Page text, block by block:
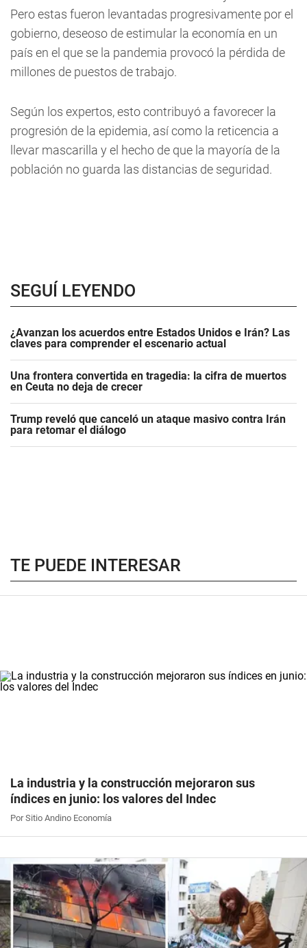
Pero estas fueron levantadas progresivamente por el
gobierno, deseoso de estimular la economía en un
país en el que se la pandemia provocó la pérdida de
millones de puestos de trabajo.
Según los expertos, esto contribuyó a favorecer la
progresión de la epidemia, así como la reticencia a
llevar mascarilla y el hecho de que la mayoría de la
población no guarda las distancias de seguridad.
SEGUÍ LEYENDO
¿Avanzan los acuerdos entre Estados Unidos e Irán? Las
claves para comprender el escenario actual
Una frontera convertida en tragedia: la cifra de muertos
en Ceuta no deja de crecer
Trump reveló que canceló un ataque masivo contra Irán
para retomar el diálogo
TE PUEDE INTERESAR
La industria y la construcción mejoraron sus
índices en junio: los valores del Indec
Por Sitio Andino Economía